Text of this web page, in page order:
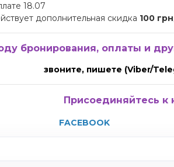
18.07
дополнительная скидка 100 грн
бронирования, оплаты и
звоните, пишете (Viber/
Присоединяйтесь к
FACEBOOK